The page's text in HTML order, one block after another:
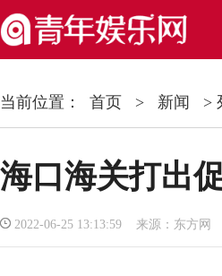
当前位置： 首页 > 新闻 >
海口海关打出
2022-06-25 13:13:59 来源：东方